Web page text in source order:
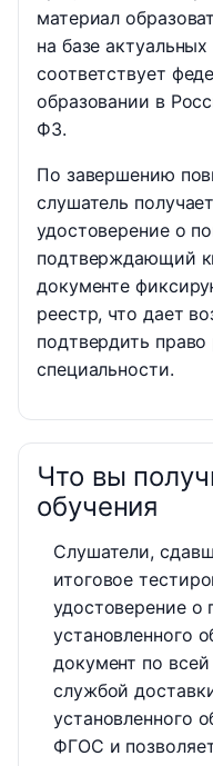
материал
на базе
соответствует
образовании в
ФЗ.
По завершению
слушатель
удостоверение о
подтверждающий
документе
реестр, что дает
подтвердить
специальности.
Что вы
обучения
Слушатели,
итоговое
удостоверение
установленного
документ по
службой
установленного
ФГОС и